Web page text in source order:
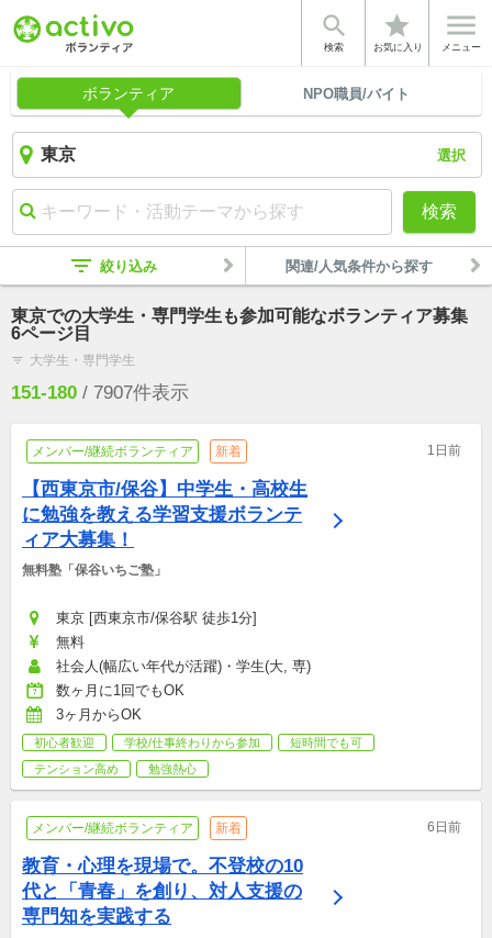

検索
star
お気に入り

メニュー
ボランティア NPO職員/バイト
選択
検索
filter_list 絞り込み 関連/人気条件から探す
東京での大学生・専門学生も参加可能なボランティア募集
6ページ目
filter_list 大学生・専門学生
151-180 / 7907件表示
メンバー/継続ボランティア 新着 1日前
【西東京市/保谷】中学生・高校生
に勉強を教える学習支援ボランテ
ィア大募集！
無料塾「保谷いちご塾」
東京 [西東京市/保谷駅 徒歩1分]
無料
社会人(幅広い年代が活躍)・学生(大, 専)
数ヶ月に1回でもOK
3ヶ月からOK
初心者歓迎 学校/仕事終わりから参加
短時間でも可
テンション高め
勉強熱心
メンバー/継続ボランティア 新着 6日前
教育・心理を現場で。不登校の10
代と「青春」を創り、対人支援の
専門知を実践する